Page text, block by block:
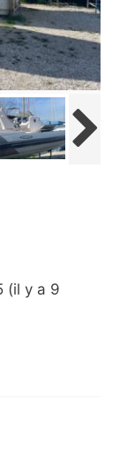
(il y a 9